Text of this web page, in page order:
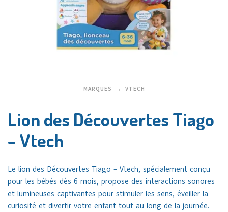
MARQUES VTECH
Lion des Découvertes Tiago
– Vtech
Le lion des Découvertes Tiago – Vtech, spécialement conçu
pour les bébés dès 6 mois, propose des interactions sonores
et lumineuses captivantes pour stimuler les sens, éveiller la
curiosité et divertir votre enfant tout au long de la journée.